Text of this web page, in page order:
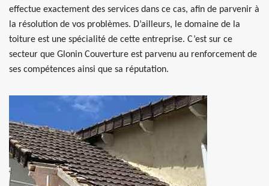
effectue exactement des services dans ce cas, afin de parvenir à
la résolution de vos problèmes. D’ailleurs, le domaine de la
toiture est une spécialité de cette entreprise. C’est sur ce
secteur que Glonin Couverture est parvenu au renforcement de
ses compétences ainsi que sa réputation.